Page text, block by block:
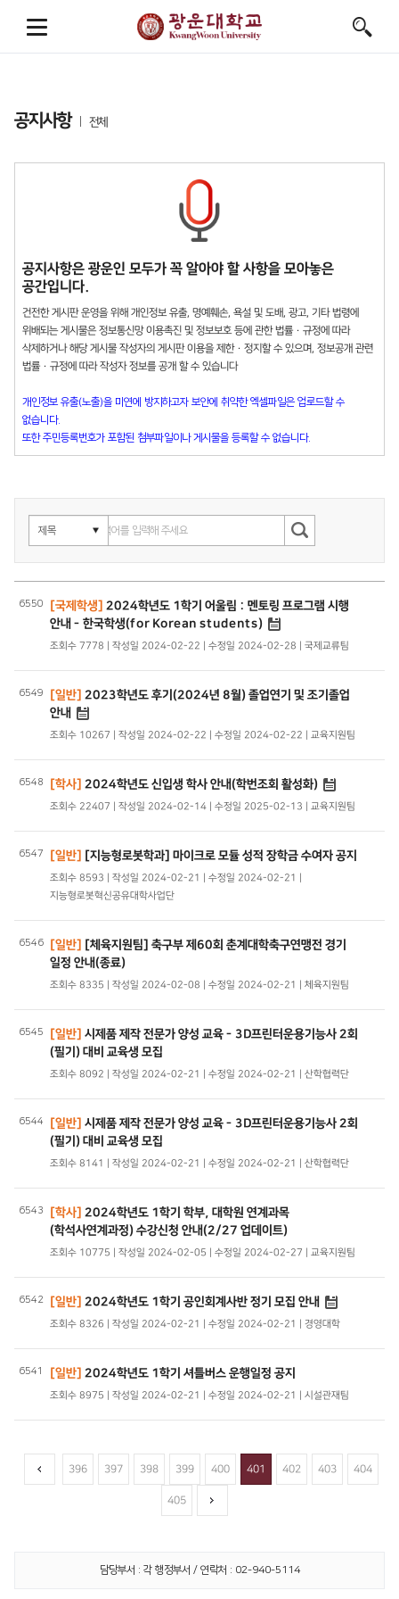
공지사항 전체
공지사항은 광운인 모두가 꼭 알아야 할 사항을 모아놓은
공간입니다.
건전한 게시판 운영을 위해 개인정보 유출, 명예훼손, 욕설 및 도배, 광고, 기타 법령에
위배되는 게시물은 정보통신망 이용촉진 및 정보보호 등에 관한 법률 · 규정에 따라
삭제하거나 해당 게시물 작성자의 게시판 이용을 제한 · 정지할 수 있으며, 정보공개 관련
법률 · 규정에 따라 작성자 정보를 공개 할 수 있습니다
개인정보 유출(노출)을 미연에 방지하고자 보안에 취약한 엑셀파일은 업로드할 수
없습니다.
또한 주민등록번호가 포함된 첨부파일이나 게시물을 등록할 수 없습니다.
6550 [국제학생] 2024학년도 1학기 어울림 : 멘토링 프로그램 시행
안내 - 한국학생(for Korean students)
조회수 7778 | 작성일 2024-02-22 | 수정일 2024-02-28 | 국제교류팀
6549 [일반] 2023학년도 후기(2024년 8월) 졸업연기 및 조기졸업
안내
조회수 10267 | 작성일 2024-02-22 | 수정일 2024-02-22 | 교육지원팀
6548 [학사] 2024학년도 신입생 학사 안내(학번조회 활성화)
조회수 22407 | 작성일 2024-02-14 | 수정일 2025-02-13 | 교육지원팀
6547 [일반] [지능형로봇학과] 마이크로 모듈 성적 장학금 수여자 공지
조회수 8593 | 작성일 2024-02-21 | 수정일 2024-02-21 |
지능형로봇혁신공유대학사업단
6546 [일반] [체육지원팀] 축구부 제60회 춘계대학축구연맹전 경기
일정 안내(종료)
조회수 8335 | 작성일 2024-02-08 | 수정일 2024-02-21 | 체육지원팀
6545 [일반] 시제품 제작 전문가 양성 교육 - 3D프린터운용기능사 2회
(필기) 대비 교육생 모집
조회수 8092 | 작성일 2024-02-21 | 수정일 2024-02-21 | 산학협력단
6544 [일반] 시제품 제작 전문가 양성 교육 - 3D프린터운용기능사 2회
(필기) 대비 교육생 모집
조회수 8141 | 작성일 2024-02-21 | 수정일 2024-02-21 | 산학협력단
6543 [학사] 2024학년도 1학기 학부, 대학원 연계과목
(학석사연계과정) 수강신청 안내(2/27 업데이트)
조회수 10775 | 작성일 2024-02-05 | 수정일 2024-02-27 | 교육지원팀
6542 [일반] 2024학년도 1학기 공인회계사반 정기 모집 안내
조회수 8326 | 작성일 2024-02-21 | 수정일 2024-02-21 | 경영대학
6541 [일반] 2024학년도 1학기 셔틀버스 운행일정 공지
조회수 8975 | 작성일 2024-02-21 | 수정일 2024-02-21 | 시설관재팀
396 397 398 399 400 401 402 403 404
405
담당부서 : 각 행정부서 / 연락처 : 02-940-5114